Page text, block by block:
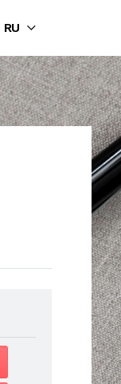
RU